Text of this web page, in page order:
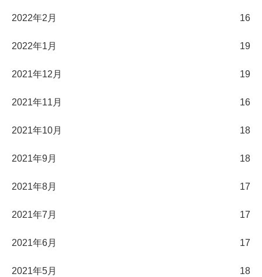
2022年2月 16
2022年1月 19
2021年12月 19
2021年11月 16
2021年10月 18
2021年9月 18
2021年8月 17
2021年7月 17
2021年6月 17
2021年5月 18